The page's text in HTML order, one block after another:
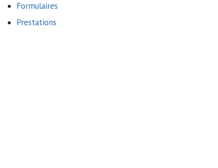
Formulaires
Prestations